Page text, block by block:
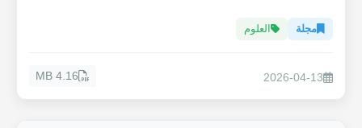
مجلة العلوم
2026-04-13
4.16 MB